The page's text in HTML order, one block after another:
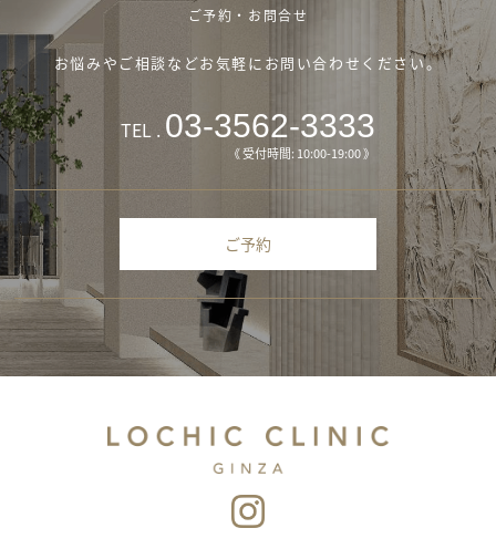
ご予約・お問合せ
お悩みやご相談などお気軽にお問い合わせください。
TEL . 03-3562-3333
《 受付時間: 10:00-19:00 》
ご予約